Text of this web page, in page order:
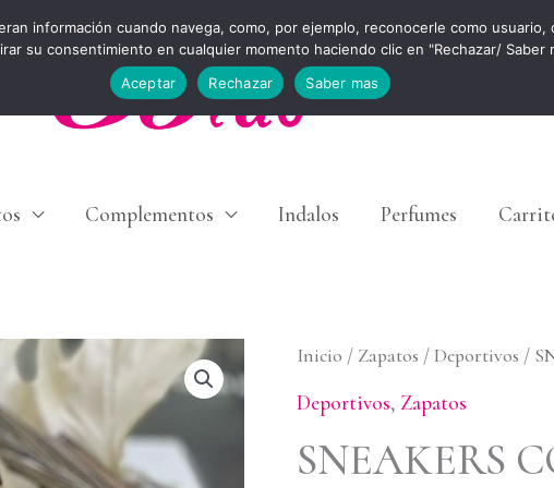
Complementos Indalos Perfumes
Inicio / Zapatos /Deportivos /
Deportivos, Zapatos
SNEAKERS
SNEAKERS
COMBINADA
CUÑA
información cuando navega, como, por ejemplo, reconocerle como
su consentimiento en cualquier momento haciendo clic en "Rechazar/ Saber
Aceptar
Rechazar Saber mas